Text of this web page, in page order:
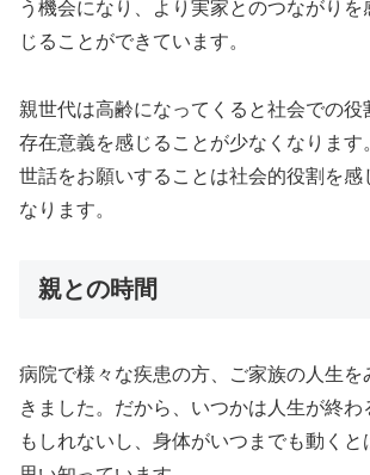
う機会になり、より実家とのつながり
じることができています。
親世代は高齢になってくると社会での役
存在意義を感じることが少なくなります
世話をお願いすることは社会的役割を感
なります。
親との時間
病院で様々な疾患の方、ご家族の人生を
きました。だから、いつかは人生が終
もしれないし、身体がいつまでも動くと